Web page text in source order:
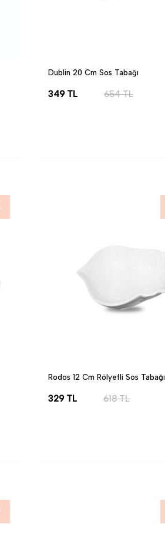
Dublin 20 Cm Sos Tabağı
349TL 654TL
Rodos 12 Cm Rölyefli Sos Tabağı
329TL 618TL